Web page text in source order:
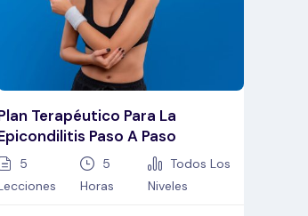
Terapéutico Para La
Paso A Paso
5
5
Horas
Todos Los
Niveles